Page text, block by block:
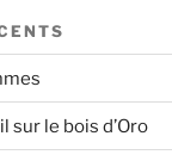
sur le bois d’Oro